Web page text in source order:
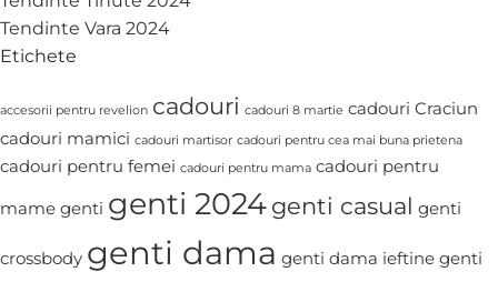
Tendinte Vara 2024
Etichete
accesorii pentru revelion cadouri cadouri 8 martie cadouri Craciun
cadouri mamici cadouri martisor cadouri pentru cea mai buna prietena
cadouri pentru femei cadouri pentru mama cadouri pentru
mame genti genti 2024 genti casual genti
crossbody genti dama genti dama ieftine genti